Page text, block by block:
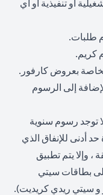
أو تنفيذية أو أي
طلبات.
كريم.
بعروض كارفور.
القيمة المضافة بنسبة 5٪ بالإضافة إلى الرسوم
توجد رسوم سنوية
أدنى للإنفاق الذي
، وإلا يتم تطبيق
على بطاقات سيتي
و سيتي ريدي كريديت).